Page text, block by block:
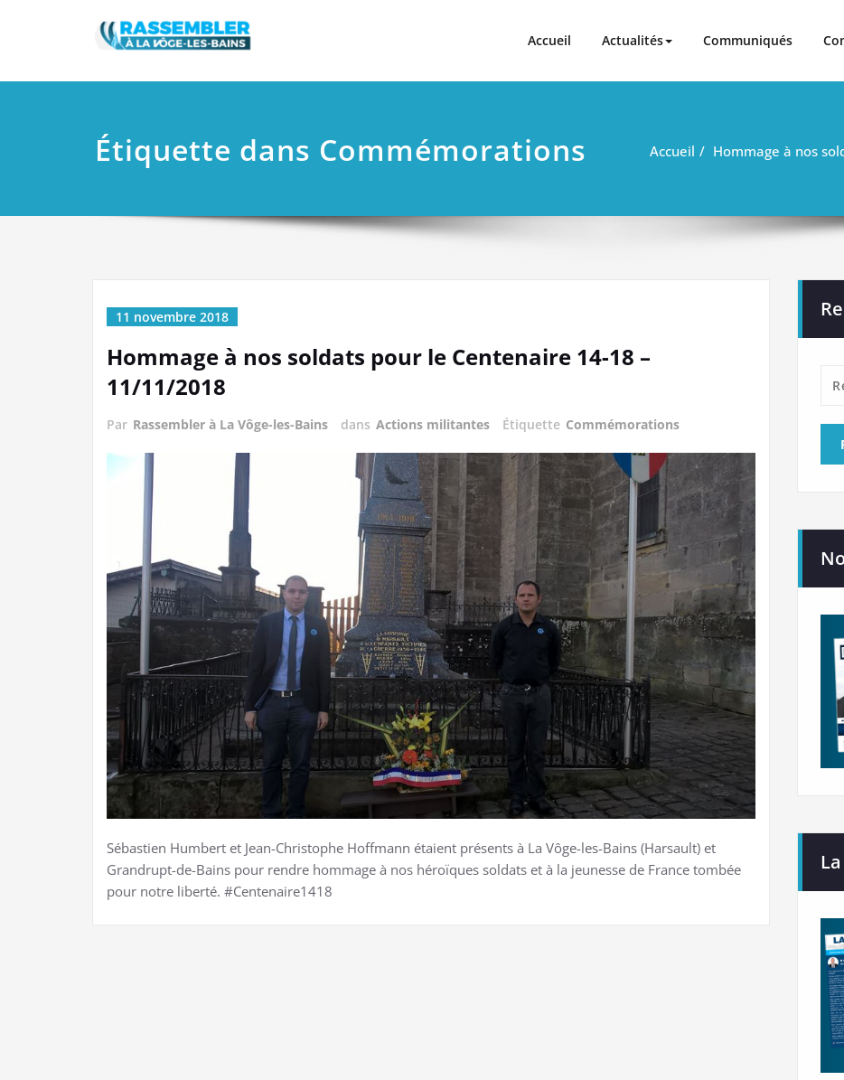
Rassembler à La Vôge-les-Bains
Accueil Actualités Communiqués
Étiquette dans Commémorations Accueil Hommage à nos
11 novembre 2018
Hommage à nos soldats pour le Centenaire 14-18 –
11/11/2018
Par Rassembler à La Vôge-les-Bains dans Actions militantes Étiquette Commémorations
Sébastien Humbert et Jean-Christophe Hoffmann étaient présents à La Vôge-les-Bains (Harsault) et
Grandrupt-de-Bains pour rendre hommage à nos héroïques soldats et à la jeunesse de France tombée
pour notre liberté. #Centenaire1418